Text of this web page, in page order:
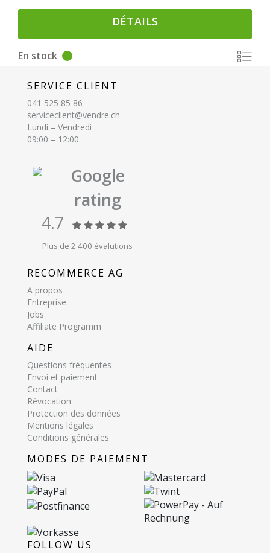
DÉTAILS
En stock
SERVICE CLIENT
041 525 85 86
serviceclient@vendre.ch
Lundi – Vendredi
09:00 – 12:00
Google
rating
4.7
Plus de 2'400 évalutions
RECOMMERCE AG
A propos
Entreprise
Jobs
Affiliate Programm
AIDE
Questions fréquentes
Envoi et paiement
Contact
Révocation
Protection des données
Mentions légales
Conditions générales
MODES DE PAIEMENT
FOLLOW US